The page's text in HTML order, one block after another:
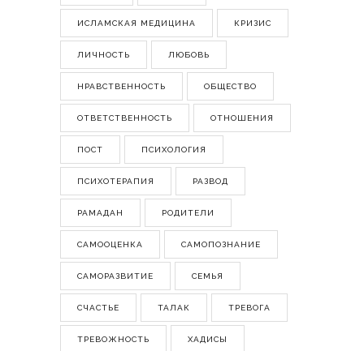
ИСЛАМСКАЯ МЕДИЦИНА КРИЗИС
ЛИЧНОСТЬ ЛЮБОВЬ
НРАВСТВЕННОСТЬ ОБЩЕСТВО
ОТВЕТСТВЕННОСТЬ ОТНОШЕНИЯ
ПОСТ ПСИХОЛОГИЯ
ПСИХОТЕРАПИЯ РАЗВОД
РАМАДАН РОДИТЕЛИ
САМООЦЕНКА САМОПОЗНАНИЕ
САМОРАЗВИТИЕ СЕМЬЯ
СЧАСТЬЕ ТАЛАК ТРЕВОГА
ТРЕВОЖНОСТЬ ХАДИСЫ